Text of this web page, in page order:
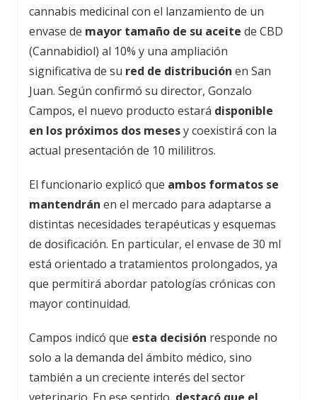
cannabis medicinal con el lanzamiento de un
envase de mayor tamaño de su aceite de CBD
(Cannabidiol) al 10% y una ampliación
significativa de su red de distribución en San
Juan. Según confirmó su director, Gonzalo
Campos, el nuevo producto estará disponible
en los próximos dos mesesy coexistirá con la
actual presentación de 10 mililitros.
El funcionario explicó que ambos formatos se
mantendrán en el mercado para adaptarse a
distintas necesidades terapéuticas y esquemas
de dosificación. En particular, el envase de 30 ml
está orientado a tratamientos prolongados, ya
que permitirá abordar patologías crónicas con
mayor continuidad.
Campos indicó que esta decisión responde no
solo a la demanda del ámbito médico, sino
también a un creciente interés del sector
veterinario. En ese sentido, destacó que el